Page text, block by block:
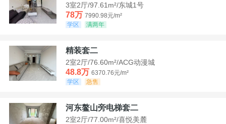
3室2厅/97.61m²/东城1号
78万 7990.98元/m²
学区
满两年
精装套二
2室2厅/76.60m²/ACG动漫城
48.8万 6370.76元/m²
学区
急售
河东鳌山旁电梯套二
2室2厅/77.00m²/喜悦美麓